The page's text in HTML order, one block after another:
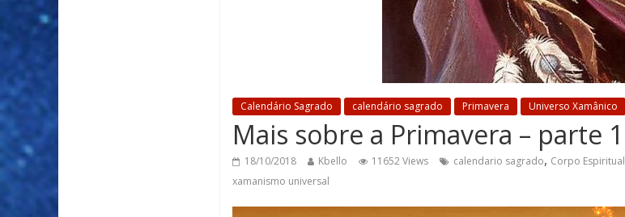
Calendário Sagrado calendário sagrado Primavera Universo Xamânico
Mais sobre a Primavera – parte 1
18/10/2018 Kbello 11652 Views calendario sagrado, Corpo Espiritual
xamanismo universal